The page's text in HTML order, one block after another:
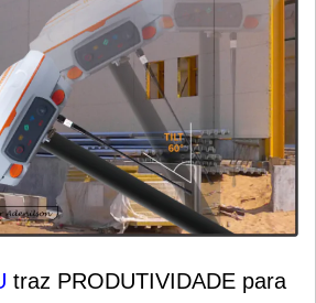
traz PRODUTIVIDADE para